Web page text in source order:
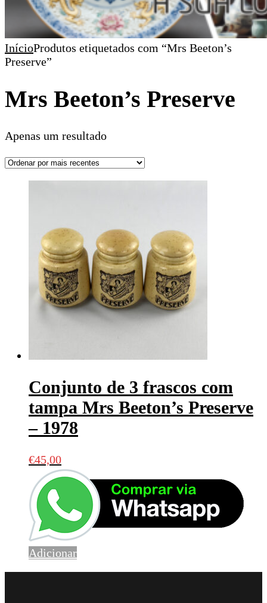
InícioProdutos etiquetados com “Mrs Beeton’s
Preserve”
Mrs Beeton’s Preserve
Apenas um resultado
Conjunto de 3 frascos com
tampa Mrs Beeton’s Preserve
– 1978
€45,00
Adicionar